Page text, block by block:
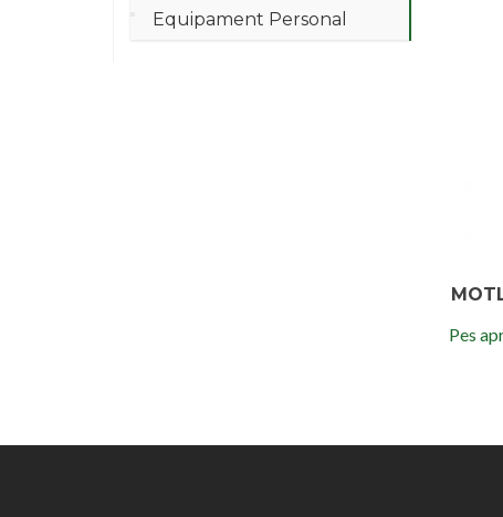
Pes
Equipament Personal